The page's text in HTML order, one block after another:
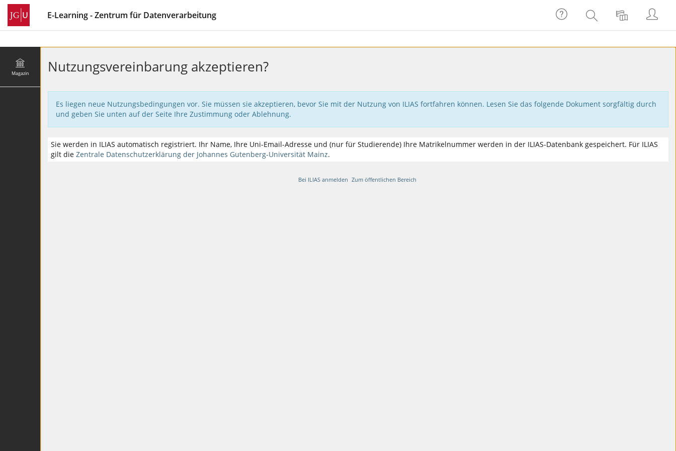
E-Learning - Zentrum für Datenverarbeitung
Magazin Nutzungsvereinbarung akzeptieren?
Es liegen neue Nutzungsbedingungen vor. Sie müssen sie akzeptieren, bevor Sie mit der Nutzung von ILIAS fortfahren können. Lesen Sie das folgende Dokument sorgfältig durch
und geben Sie unten auf der Seite Ihre Zustimmung oder Ablehnung.
Sie werden in ILIAS automatisch registriert. Ihr Name, Ihre Uni-Email-Adresse und (nur für Studierende) Ihre Matrikelnummer werden in der ILIAS-Datenbank gespeichert. Für ILIAS
gilt die Zentrale Datenschutzerklärung der Johannes Gutenberg-Universität Mainz.
Bei ILIAS anmelden Zum öffentlichen Bereich